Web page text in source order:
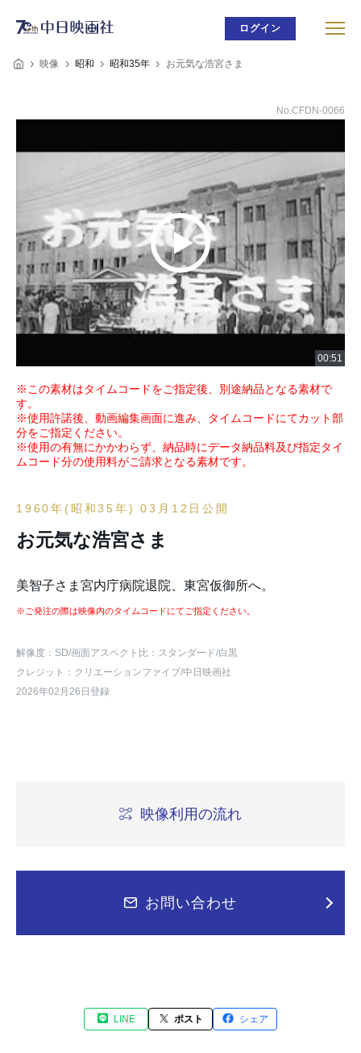
ログイン
映像 昭和 昭和35年 お元気な浩宮さま
No.CFDN-0066
※この素材はタイムコードをご指定後、別途納品となる素材で
す。
※使用許諾後、動画編集画面に進み、タイムコードにてカット部
分をご指定ください。
※使用の有無にかかわらず、納品時にデータ納品料及び指定タイ
ムコード分の使用料がご請求となる素材です。
1960年(昭和35年) 03月12日公開
お元気な浩宮さま
美智子さま宮内庁病院退院、東宮仮御所へ。
※ご発注の際は映像内のタイムコードにてご指定ください。
解像度：SD/画面アスペクト比：スタンダード/白黒
クレジット：クリエーションファイブ/中日映画社
2026年02月26日登録
映像利用の流れ
お問い合わせ
LINE ポスト シェア